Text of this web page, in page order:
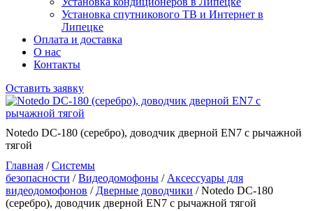
Установка спутникового ТВ и Интернет в
Липецке
Оплата и доставка
О нас
Контакты
Оставить заявку
Notedo DC-180 (серебро), доводчик дверной EN7 с рычажной
тягой
Главная /Системы
безопасности /Видеодомофоны / Аксессуары для
видеодомофонов / Дверные доводчики / Notedo DC-180
(серебро), доводчик дверной EN7 с рычажной тягой